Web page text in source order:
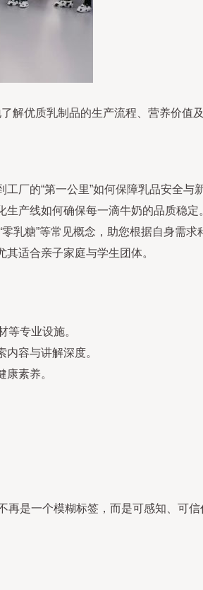
解优质乳制品的生产流程、营养价值
厂的“第一公里”如何保障乳品安全与新
产线如何确保每一滴牛奶的品质稳定
乳糖”等常见概念，助您根据自身需求
适合亲子家庭与学生团体。
等专业设施。
容与讲解深度。
素养。
再是一个模糊标签，而是可感知、可